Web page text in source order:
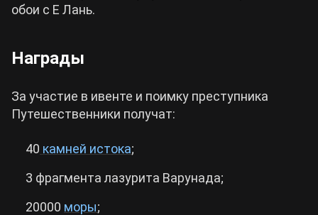
обои с Е Лань.
Награды
За участие в ивенте и поимку преступника
Путешественники получат:
40 камней истока;
3 фрагмента лазурита Варунада;
20000 моры;